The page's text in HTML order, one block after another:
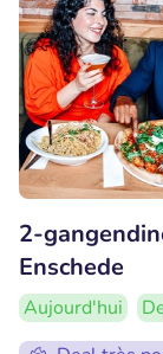
2-
Enschede
Aujourd'hui